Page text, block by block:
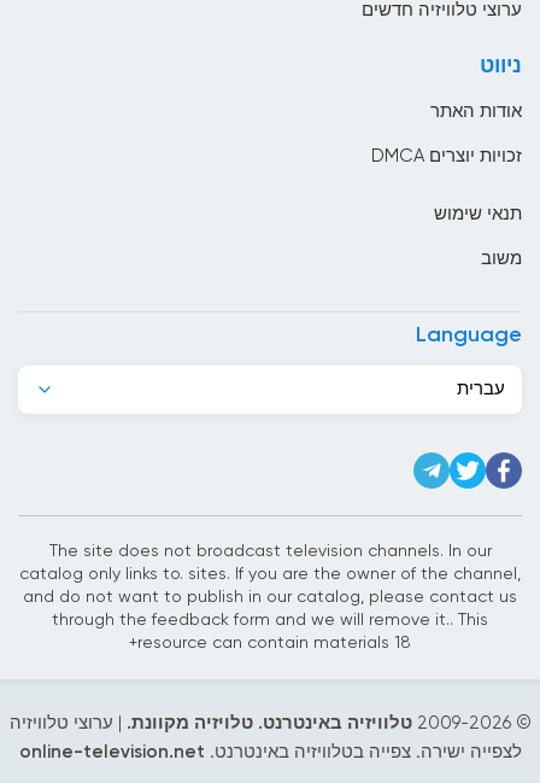
בלארוס
ברבדוס
ברזיל
ג&#039;יבוטי
גאנה
ערוצי טלוויזיה חדשים
ניווט
אודות האתר
זכויות יוצרים DMCA
תנאי שימוש
משוב
Language
עברית
The site does not broadcast television channels. In our
catalog only links to. sites. If you are the owner of the channel,
and do not want to publish in our catalog, please contact us
through the feedback form and we will remove it.. This
resource can contain materials 18+
© 2009-
2026 טלוויזיה באינטרנט. טלויזיה מקוונת. | ערוצי טלוויזיה
לצפייה ישירה. צפייה בטלוויזיה באינטרנט. online-television.net